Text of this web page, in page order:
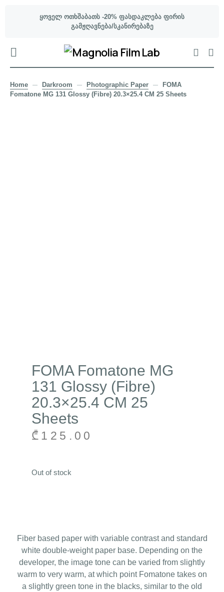
ყოველ ოთხშაბათს -20% ფასდაკლება ფირის
გამჟღავნება/სკანირებაზე
Home Darkroom Photographic Paper
FOMA
Fomatone MG 131 Glossy (Fibre) 20.3×25.4 CM 25 Sheets
FOMA Fomatone MG
131 Glossy (Fibre)
20.3×25.4 CM 25
Sheets
₾ 125.00
Out of stock
Fiber based paper with variable contrast and standard
white double-weight paper base. Depending on the
developer, the image tone can be varied from slightly
warm to very warm, at which point Fomatone takes on
a slightly green tone in the blacks, similar to the old